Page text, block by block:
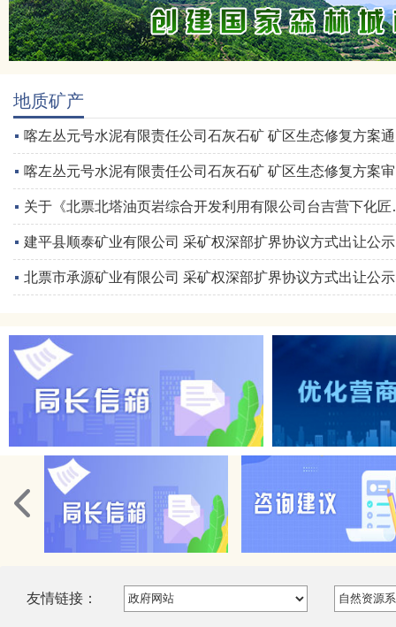
地质矿产
喀左丛元号水泥有限责任公司石灰石矿 矿区生态修复方案通过审查的公告
喀左丛元号水泥有限责任公司石灰石矿 矿区生态修复方案审查结果公示
关于《北票北塔油页岩综合开发利用有限公司台吉营下化匠沟油页岩矿开采方案》评审结果的公示
建平县顺泰矿业有限公司 采矿权深部扩界协议方式出让公示
北票市承源矿业有限公司 采矿权深部扩界协议方式出让公示
友情链接：